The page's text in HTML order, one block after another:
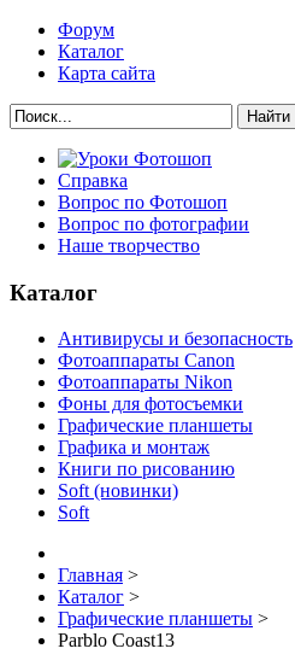
Форум
Каталог
Карта сайта
Найти
Справка
Вопрос по Фотошоп
Вопрос по фотографии
Наше творчество
Каталог
Антивирусы и безопасность
Фотоаппараты Canon
Фотоаппараты Nikon
Фоны для фотосъемки
Графические планшеты
Графика и монтаж
Книги по рисованию
Soft (новинки)
Soft
Главная >
Каталог >
Графические планшеты >
Parblo Coast13